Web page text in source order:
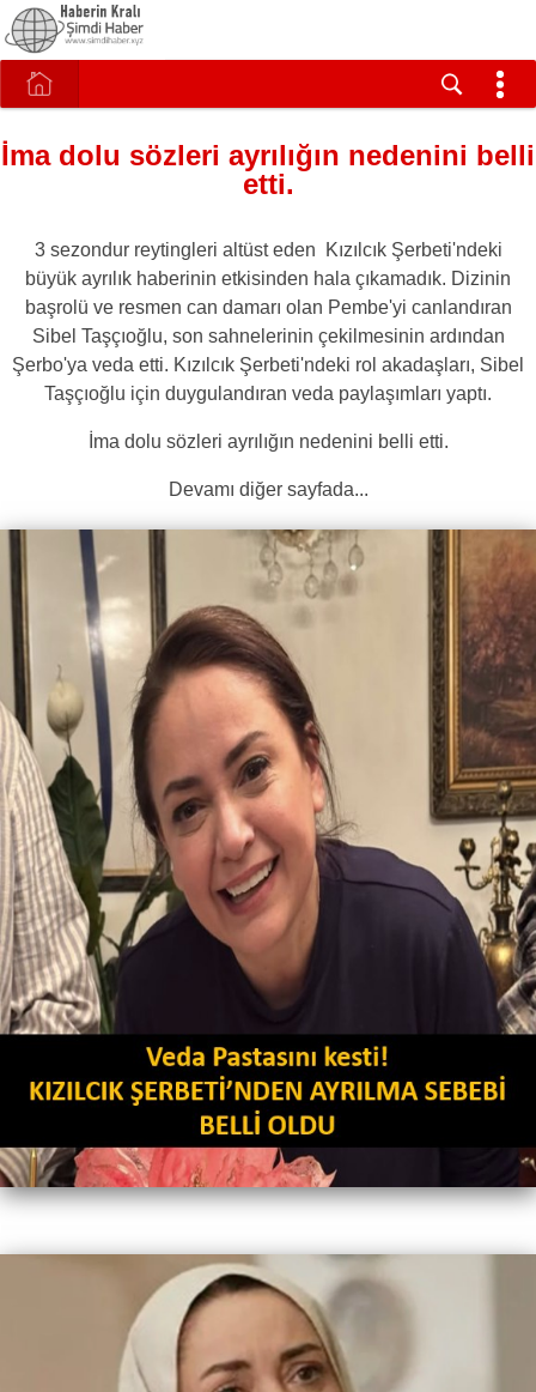
İma dolu sözleri ayrılığın nedenini belli
etti.
3 sezondur reytingleri altüst eden Kızılcık Şerbeti'ndeki
büyük ayrılık haberinin etkisinden hala çıkamadık. Dizinin
başrolü ve resmen can damarı olan Pembe'yi canlandıran
Sibel Taşçıoğlu, son sahnelerinin çekilmesinin ardından
Şerbo'ya veda etti. Kızılcık Şerbeti'ndeki rol akadaşları, Sibel
Taşçıoğlu için duygulandıran veda paylaşımları yaptı.
İma dolu sözleri ayrılığın nedenini belli etti.
Devamı diğer sayfada...